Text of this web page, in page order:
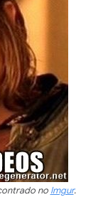
no Imgur.